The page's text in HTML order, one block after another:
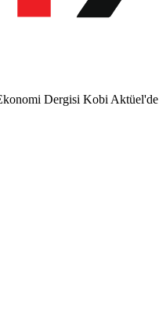
Dergisi Kobi Aktüel'de